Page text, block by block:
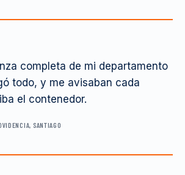
completa de mi departamento
todo, y me avisaban cada
el contenedor.
SANTIAGO